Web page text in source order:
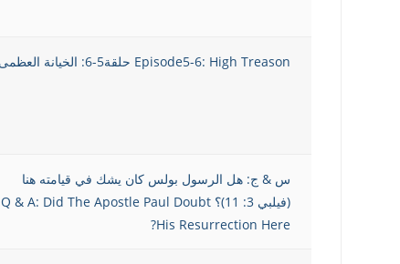
Episode5-6: High Treason حلقة5-6: الخيانة العظمى
س & ج: هل الرسول بولس كان يشك في قيامته هنا
(فيلبي 3: 11)؟ Q & A: Did The Apostle Paul Doubt
His Resurrection Here?